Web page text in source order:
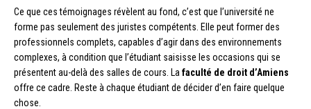
Ce que ces témoignages révèlent au fond, c’est que l’université ne
forme pas seulement des juristes compétents. Elle peut former des
professionnels complets, capables d’agir dans des environnements
complexes, à condition que l’étudiant saisisse les occasions qui se
présentent au-delà des salles de cours. La faculté de droit d’Amiens
offre ce cadre. Reste à chaque étudiant de décider d’en faire quelque
chose.